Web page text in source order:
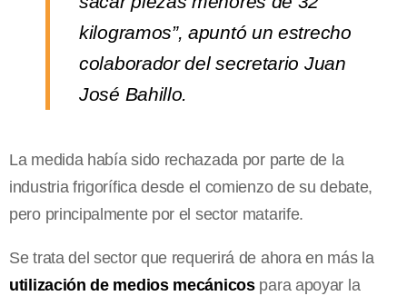
kilogramos”, apuntó un estrecho
colaborador del secretario Juan
José Bahillo.
La medida había sido rechazada por parte de la
industria frigorífica desde el comienzo de su debate,
pero principalmente por el sector matarife.
Se trata del sector que requerirá de ahora en más la
utilización de medios mecánicospara apoyar la